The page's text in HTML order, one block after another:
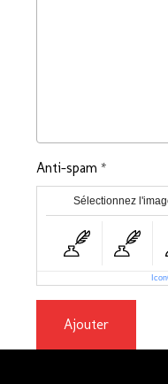
Anti-spam
Sélectionnez
Ajouter